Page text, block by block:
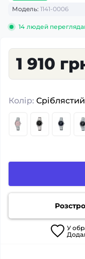
Модель: 1141-0006
14 людей
1 910
Колір:
У